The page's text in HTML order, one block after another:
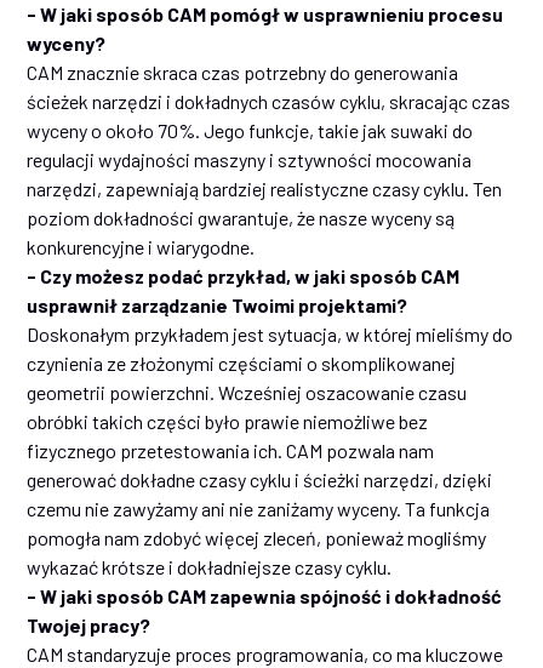
- W jaki sposób CAM pomógł w usprawnieniu procesu
wyceny?
CAM znacznie skraca czas potrzebny do generowania
ścieżek narzędzi i dokładnych czasów cyklu, skracając czas
wyceny o około 70%. Jego funkcje, takie jak suwaki do
regulacji wydajności maszyny i sztywności mocowania
narzędzi, zapewniają bardziej realistyczne czasy cyklu. Ten
poziom dokładności gwarantuje, że nasze wyceny są
konkurencyjne i wiarygodne.
- Czy możesz podać przykład, w jaki sposób CAM
usprawnił zarządzanie Twoimi projektami?
Doskonałym przykładem jest sytuacja, w której mieliśmy do
czynienia ze złożonymi częściami o skomplikowanej
geometrii powierzchni. Wcześniej oszacowanie czasu
obróbki takich części było prawie niemożliwe bez
fizycznego przetestowania ich. CAM pozwala nam
generować dokładne czasy cyklu i ścieżki narzędzi, dzięki
czemu nie zawyżamy ani nie zaniżamy wyceny. Ta funkcja
pomogła nam zdobyć więcej zleceń, ponieważ mogliśmy
wykazać krótsze i dokładniejsze czasy cyklu.
- W jaki sposób CAM zapewnia spójność i dokładność
Twojej pracy?
CAM standaryzuje proces programowania, co ma kluczowe